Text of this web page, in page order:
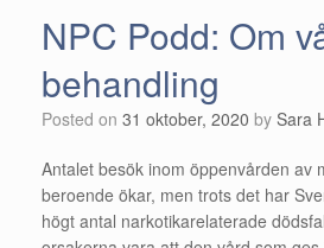
NPC Podd: Om
behandling
Posted on 31 oktober, 2020 by Sara
Antalet besök inom öppenvården av
beroende ökar, men trots det har
högt antal narkotikarelaterade